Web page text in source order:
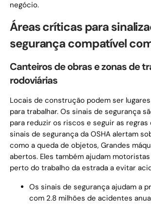
negócio.
Áreas críticas para
segurança compatível
Canteiros de obras e zonas de
rodoviárias
Locais de construção podem ser
para trabalhar. Os sinais de segurança
para reduzir os riscos e seguir as regras
sinais de segurança da OSHA alertam
como a queda de objetos, Grandes
abertos. Eles também ajudam
perto do trabalho da estrada a evitar
Os sinais de segurança ajudam a
com 2.8 milhões de acidentes